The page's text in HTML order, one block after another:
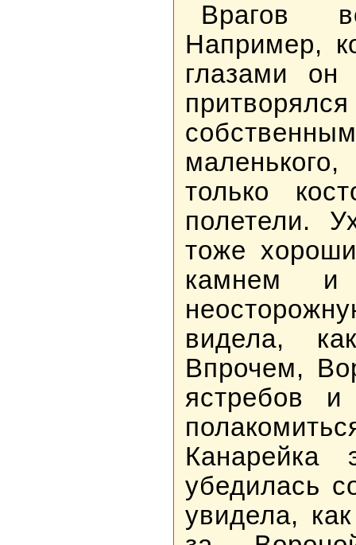
Врагов
Например,
глазами он
только
полетели.
тоже
камнем и
видела,
Впрочем,
ястребов
убедилась
увидела,